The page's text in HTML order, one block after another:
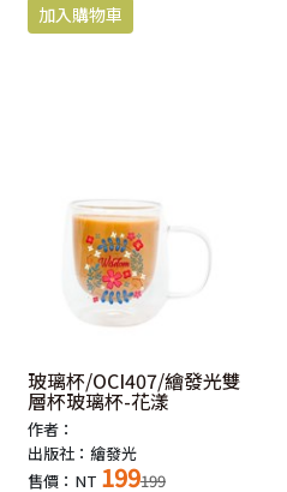
玻璃杯/OCI407/繪發光雙
層杯玻璃杯-花漾
作者：
出版社：繪發光
售價：NT 199199